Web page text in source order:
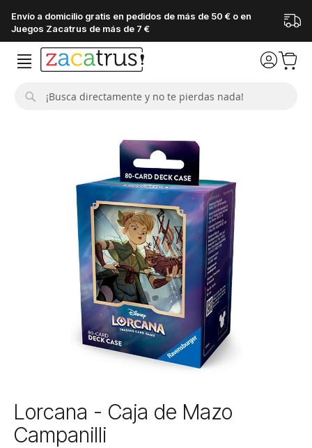
Envío a domicilio gratis en pedidos de más de 50 € o en
Juegos Zacatrus de más de 7 €
Saltar
al
comienzo
Lorcana - Caja de Mazo
Campanilli